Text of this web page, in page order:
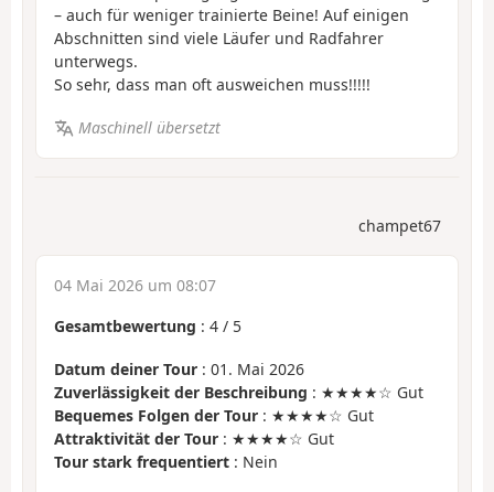
– auch für weniger trainierte Beine! Auf einigen
Abschnitten sind viele Läufer und Radfahrer
unterwegs.
So sehr, dass man oft ausweichen muss!!!!!
Maschinell übersetzt
champet67
04 Mai 2026 um 08:07
Gesamtbewertung : 4 / 5
Datum deiner Tour : 01. Mai 2026
Zuverlässigkeit der Beschreibung : ★★★★☆ Gut
Bequemes Folgen der Tour : ★★★★☆ Gut
Attraktivität der Tour : ★★★★☆ Gut
Tour stark frequentiert : Nein